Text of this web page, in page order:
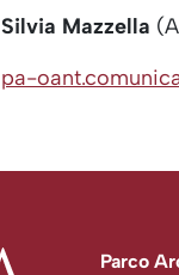
Silvia Mazzella
pa-
Parco